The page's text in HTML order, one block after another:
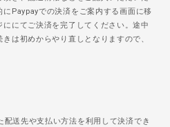
Paypayでの決済をご案内する画面に移
にてご決済を完了してください。途中
は初めからやり直しとなりますので、
送先や支払い方法を利用して決済でき